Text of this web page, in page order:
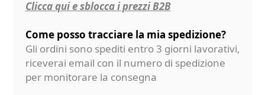
Clicca qui e sblocca i prezzi B2B
Come posso tracciare la mia spedizione?
Gli ordini sono spediti entro 3 giorni lavorativi,
riceverai email con il numero di spedizione
per monitorare la consegna